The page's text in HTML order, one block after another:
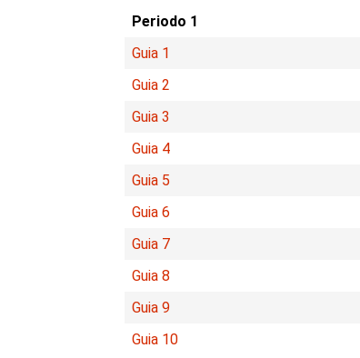
Periodo 1
Guia 1
Guia 2
Guia 3
Guia 4
Guia 5
Guia 6
Guia 7
Guia 8
Guia 9
Guia 10